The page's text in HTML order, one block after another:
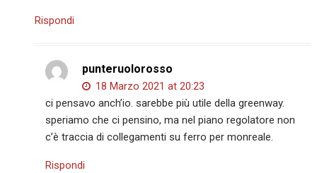
Rispondi
punteruolorosso
18 Marzo 2021 at 20:23
ci pensavo anch’io. sarebbe più utile della greenway.
speriamo che ci pensino, ma nel piano regolatore non
c’è traccia di collegamenti su ferro per monreale.
Rispondi